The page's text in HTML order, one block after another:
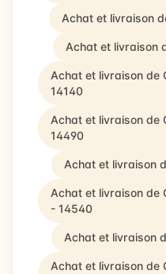
Achat et livraison
Achat et livraison
Achat et livraison de
14140
Achat et livraison de
14490
Achat et livraison
Achat et livraison de
- 14540
Achat et livraison
Achat et livraison de